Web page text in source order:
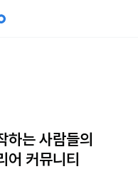
하는 사람들의
어 커뮤니티